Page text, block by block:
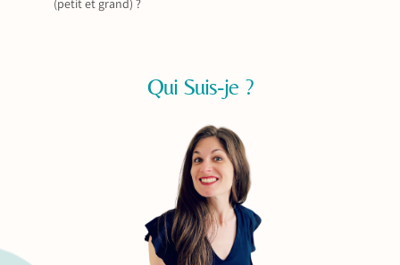
(petit et grand) ?
Qui Suis-je ?